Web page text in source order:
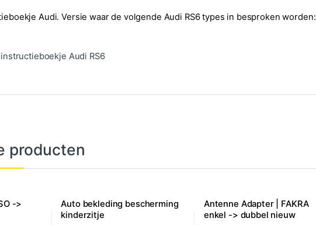
Audi. Versie waar de volgende Audi RS6 types in besproken worden:
Audi RS6
producten
->
Auto bekleding bescherming
kinderzitje
Antenne Adapter | FAKRA
enkel -> dubbel nieuw